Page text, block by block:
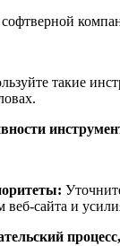
такие
веб-сайта и